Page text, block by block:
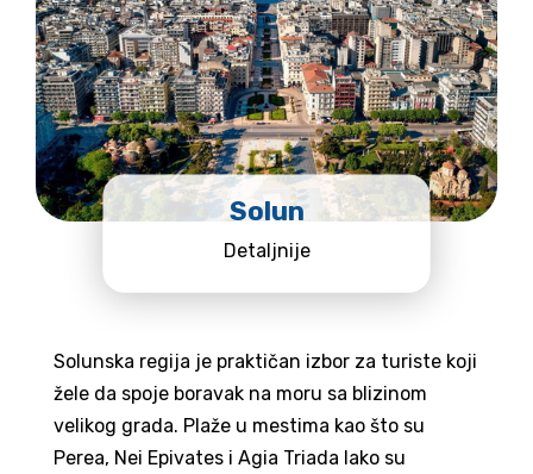
Solun
Detaljnije
Solunska regija je praktičan izbor za turiste koji
žele da spoje boravak na moru sa blizinom
velikog grada. Plaže u mestima kao što su
Perea, Nei Epivates i Agia Triada lako su